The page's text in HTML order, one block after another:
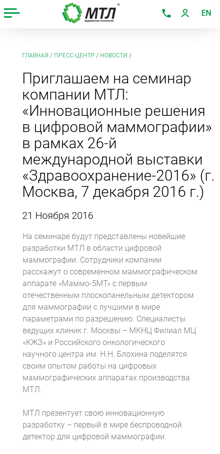
EN
ГЛАВНАЯ / ПРЕСС-ЦЕНТР / НОВОСТИ /
Приглашаем на семинар
компании МТЛ:
«Инновационные решения
в цифровой маммографии»
в рамках 26-й
международной выставки
«Здравоохранение-2016» (г.
Москва, 7 декабря 2016 г.)
21 Ноября 2016
На семинаре будут представлены новейшие
разработки МТЛ в области цифровой
маммографии. Сотрудники компании
расскажут о современном маммографическом
аппарате «Маммо-5МТ» с первым
отечественным плоскопанельным детектором
для маммографии с лучшими в мире
параметрами по разрешению. Специалисты
ведущих клиник г. Москвы – МКНЦ Филиал МЦ
«КЖЗ» и Российского онкологического
научного центра им. Н.Н. Блохина поделятся
своим опытом работы на цифровых
маммографических аппаратах производства
МТЛ.
МТЛ презентует свою инновационную
разработку – первый в мире беспроводной
детектор для цифровой маммографии.